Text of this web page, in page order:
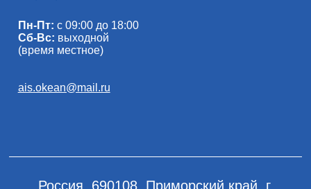
Пн-Пт: с 09:00 до 18:00
Сб-Вс: выходной
(время местное)
ais.okean@mail.ru
Россия, 690108, Приморский край, г.